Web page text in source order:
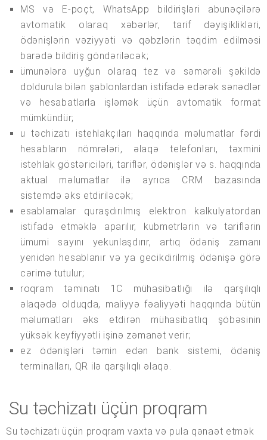
MS və E-poçt, WhatsApp bildirişləri abunəçilərə
avtomatik olaraq xəbərlər, tarif dəyişiklikləri,
ödənişlərin vəziyyəti və qəbzlərin təqdim edilməsi
barədə bildiriş göndəriləcək;
ümunələrə uyğun olaraq tez və səmərəli şəkildə
doldurula bilən şablonlardan istifadə edərək sənədlər
və hesabatlarla işləmək üçün avtomatik format
mümkündür;
u təchizatı istehlakçıları haqqında məlumatlar fərdi
hesabların nömrələri, əlaqə telefonları, təxmini
istehlak göstəriciləri, tariflər, ödənişlər və s. haqqında
aktual məlumatlar ilə ayrıca CRM bazasında
sistemdə əks etdiriləcək;
esablamalar quraşdırılmış elektron kalkulyatordan
istifadə etməklə aparılır, kubmetrlərin və tariflərin
ümumi sayını yekunlaşdırır, artıq ödəniş zamanı
yenidən hesablanır və ya gecikdirilmiş ödənişə görə
cərimə tutulur;
roqram təminatı 1C mühasibatlığı ilə qarşılıqlı
əlaqədə olduqda, maliyyə fəaliyyəti haqqında bütün
məlumatları əks etdirən mühasibatlıq şöbəsinin
yüksək keyfiyyətli işinə zəmanət verir;
ez ödənişləri təmin edən bank sistemi, ödəniş
terminalları, QR ilə qarşılıqlı əlaqə.
Su təchizatı üçün proqram
Su təchizatı üçün proqram vaxta və pula qənaət etmək